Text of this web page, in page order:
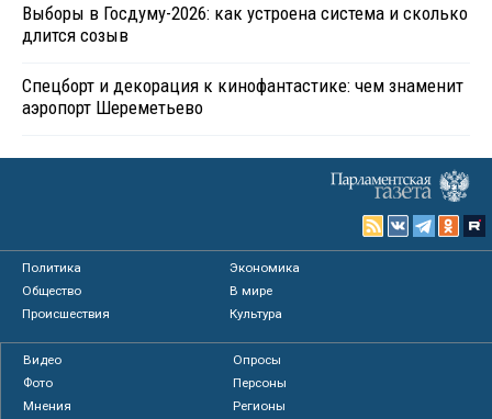
Выборы в Госдуму-2026: как устроена система и сколько
длится созыв
Спецборт и декорация к кинофантастике: чем знаменит
аэропорт Шереметьево
Политика
Экономика
Общество
В мире
Происшествия
Культура
Видео
Опросы
Фото
Персоны
Мнения
Регионы